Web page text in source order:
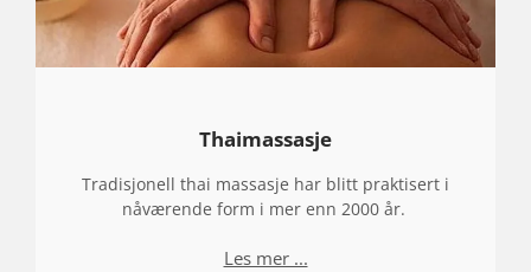
Thaimassasje
Tradisjonell thai massasje har blitt praktisert i
nåværende form i mer enn 2000 år.
Les mer ...